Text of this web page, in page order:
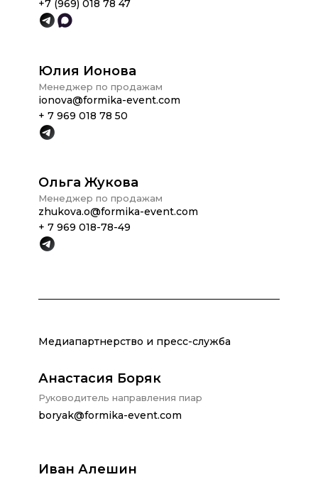
Иван Алешин
Медиапартнерство и пресс-служба
boryak@formika-event.com
Анастасия Боряк
Руководитель направления пиар
Юлия Ионова
Менеджер по продажам
ionova@formika-event.com
+ 7 969 018 78 50
Ольга Жукова
Менеджер по продажам
zhukova.o@formika-event.com
+ 7 969 018-78-49
+7 (969) 018 78 47